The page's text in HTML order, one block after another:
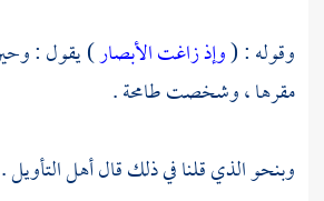
وقوله : (وإذ زاغت الأبصار) يقول :
مقرها ، وشخصت طامحة .
وبنحو الذي قلنا في ذلك قال أهل التأويل .